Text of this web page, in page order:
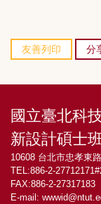
友善列印 分
國立臺北科
新設計碩士
10608 台北市忠孝東
TEL:886-2-
FAX:886-2-27317183
E-mail: